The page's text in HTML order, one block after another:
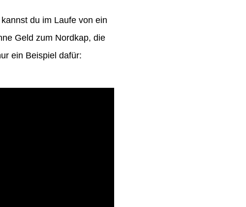
du im Laufe von ein
Geld zum Nordkap, die
ein Beispiel dafür: